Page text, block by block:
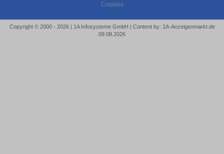
Cookies
Copyright © 2000 - 2026 | 1A Infosysteme GmbH | Content by: 1A-Anzeigenmarkt.de
09.08.2026